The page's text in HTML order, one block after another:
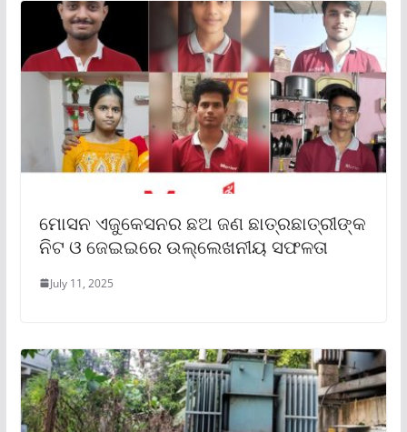
ମୋସନ ଏଜୁକେସନର ଛଅ ଜଣ ଛାତ୍ରଛାତ୍ରୀଙ୍କ
ନିଟ ଓ ଜେଇଇରେ ଉଲ୍ଲେଖନୀୟ ସଫଳତା
July 11, 2025